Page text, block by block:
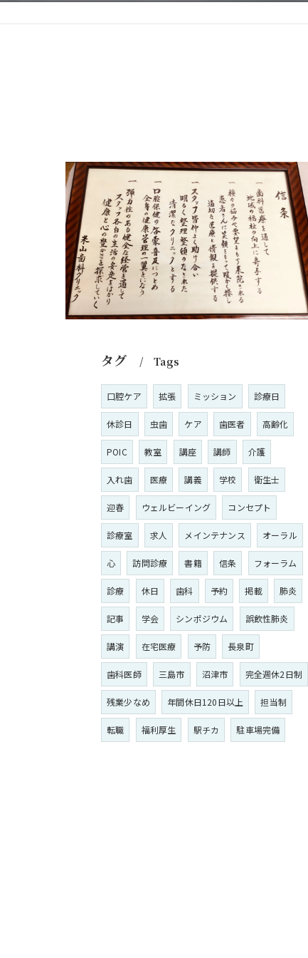
タグ Tags
口腔ケア 拡張 ミッション 診療日
休診日 虫歯 ケア 歯医者 高齢化
POIC 教室 講座 講師 介護
入れ歯 医療 講義 学校 衛生士
迎春 ウェルビーイング コンセプト
診療室 求人 メインテナンス オーラル
心 訪問診療 書籍 信条 フォーラム
診療 休日 歯科 予約 掲載 肺炎
記事 学会 シンポジウム 誤飲性肺炎
講演 在宅医療 予防 長泉町
歯科医師 三島市 沼津市 完全週休2日制
残業少なめ 年間休日120日以上 担当制
転職 福利厚生 駅チカ 駐車場完備